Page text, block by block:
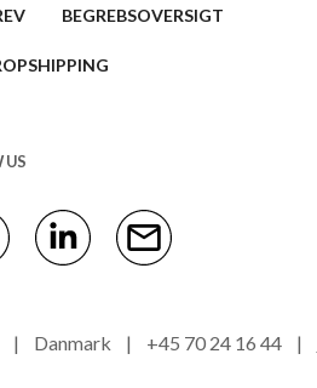
BEGREBSOVERSIGT
US
| Danmark | +45 70 24 16 44 |